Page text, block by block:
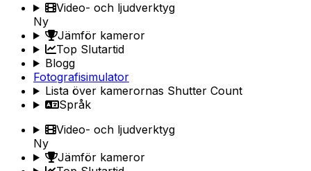
Video- och ljudverktyg
Ny
Jämför kameror
Top Slutartid
Blogg
Fotografisimulator
Lista över kamerornas Shutter Count
Språk
Video- och ljudverktyg
Ny
Jämför kameror